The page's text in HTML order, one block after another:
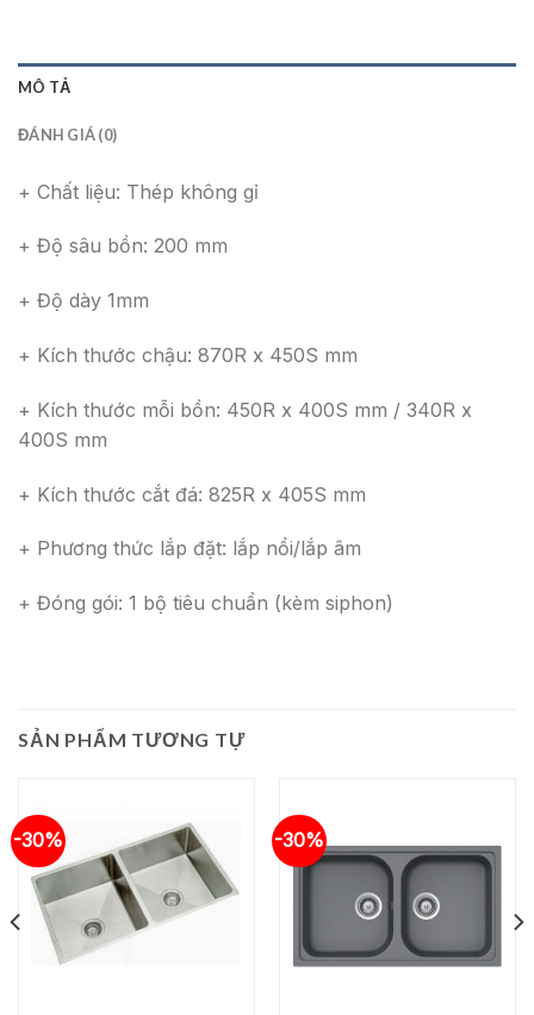
MÔ TẢ
ĐÁNH GIÁ (0)
+ Chất liệu: Thép không gỉ
+ Độ sâu bồn: 200 mm
+ Độ dày 1mm
+ Kích thước chậu: 870R x 450S mm
+ Kích thước mỗi bồn: 450R x 400S mm / 340R x
400S mm
+ Kích thước cắt đá: 825R x 405S mm
+ Phương thức lắp đặt: lắp nổi/lắp âm
+ Đóng gói: 1 bộ tiêu chuẩn (kèm siphon)
SẢN PHẨM TƯƠNG TỰ
-30% -30%